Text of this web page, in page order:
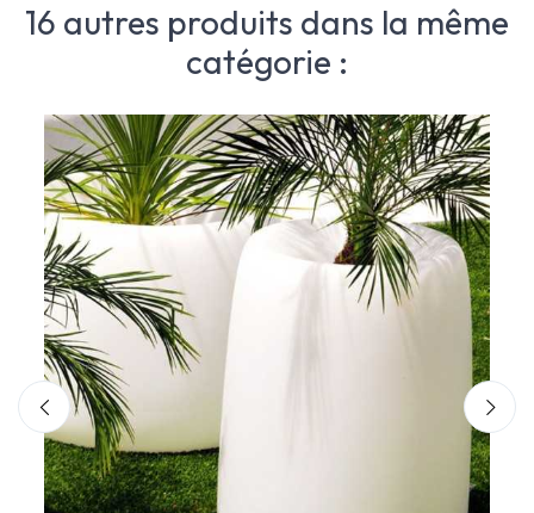
16 autres produits dans la même
catégorie :